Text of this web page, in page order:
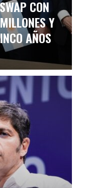
CON
Y
AÑOS